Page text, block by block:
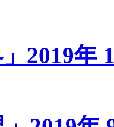
」2019